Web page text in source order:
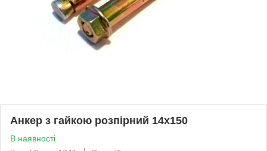
Анкер з гайкою розпірний 14х150
В наявності